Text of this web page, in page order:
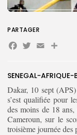
FR
SENEGAL-AFRIQUE-
Dakar, 10 sept
s’est qualifiée pour
des moins de 18
Cameroun, sur le
troisième journée des
PARTAGER
Facebook
Twitter
Email